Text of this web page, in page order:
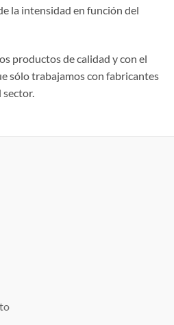
la intensidad en función del
productos de calidad y con el
sólo trabajamos con fabricantes
sector.